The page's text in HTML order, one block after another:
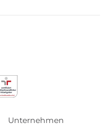
Unternehmen